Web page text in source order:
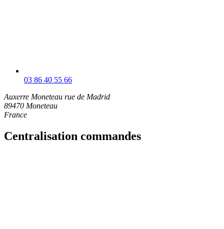
03 86 40 55 66
Auxerre Moneteau rue de Madrid
89470 Moneteau
France
Centralisation commandes